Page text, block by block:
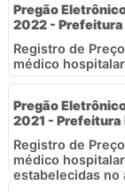
Pregão
2022 -
Registro de
médico
Pregão
2021 - Prefeitura
Registro de
médico
estabelecidas no